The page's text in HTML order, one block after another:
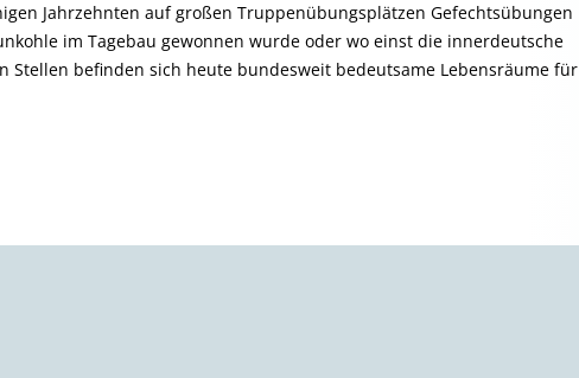
Jahrzehnten auf großen Truppen­übungsplätzen Gefechts­übungen
im Tagebau gewonnen wurde oder wo einst die innerdeutsche
Stellen befinden sich heute bundesweit bedeutsame Lebensräume für